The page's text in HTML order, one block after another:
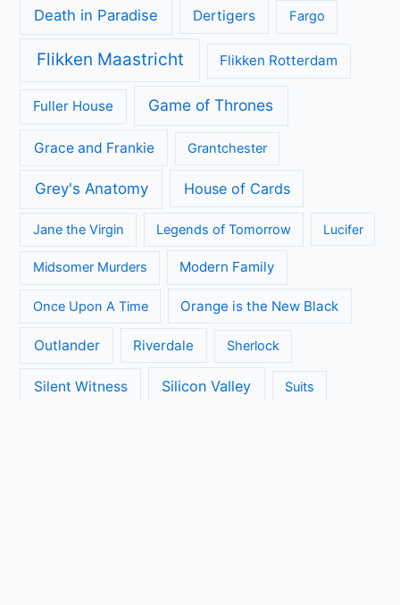
Death in Paradise Dertigers Fargo
Flikken Maastricht Flikken Rotterdam
Fuller House Game of Thrones
Grace and Frankie Grantchester
Grey's Anatomy House of Cards
Jane the Virgin Legends of Tomorrow Lucifer
Midsomer Murders Modern Family
Once Upon A Time Orange is the New Black
Outlander Riverdale Sherlock
Silent Witness Silicon Valley Suits